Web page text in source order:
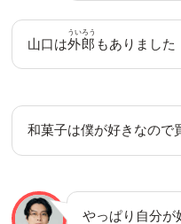
山口は外郎
ういろう
もありました
和菓子は僕が好きなので
やっぱり自分が